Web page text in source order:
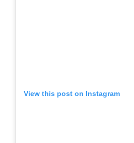
View this post on Instagram